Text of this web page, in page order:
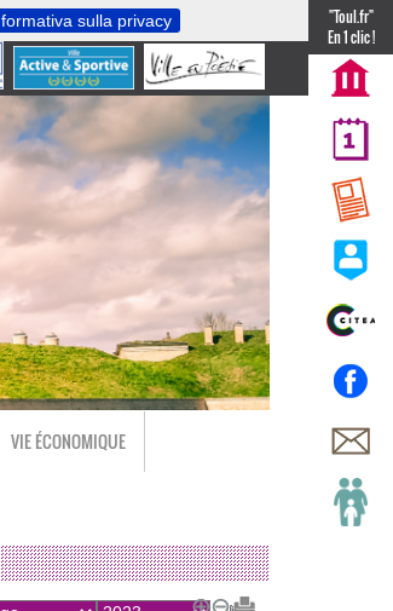
sulla privacy
"Toul.fr"
En 1 clic !
VIE ÉCONOMIQUE